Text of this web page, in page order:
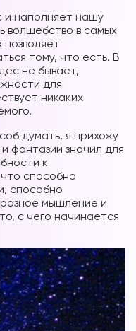
и наполняет нашу
волшебство в самых
тому, что есть. В
не бывает,
для
никаких
думать, я прихожу
фантазии значил для
к
способно
способно
мышление и
с чего начинается